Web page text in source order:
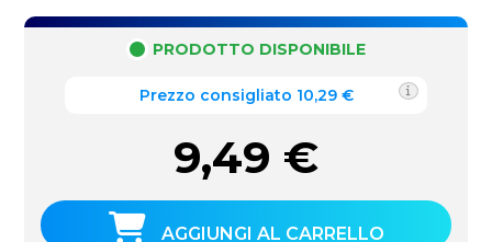
PRODOTTO DISPONIBILE
Prezzo consigliato 10,29 €
9,49 €
AGGIUNGI AL CARRELLO